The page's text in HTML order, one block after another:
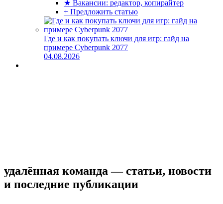
★ Вакансии: редактор, копирайтер
+ Предложить статью
Где и как покупать ключи для игр: гайд на
примере Cyberpunk 2077
04.08.2026
удалённая команда — статьи, новости
и последние публикации